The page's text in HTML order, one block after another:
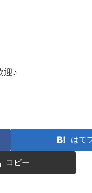
迎♪
はて
コピー